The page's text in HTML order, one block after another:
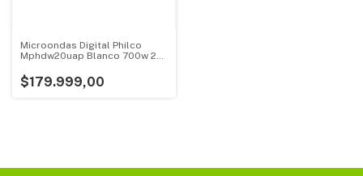
Microondas Digital Philco
Mphdw20uap Blanco 700w 20
$179.999,00